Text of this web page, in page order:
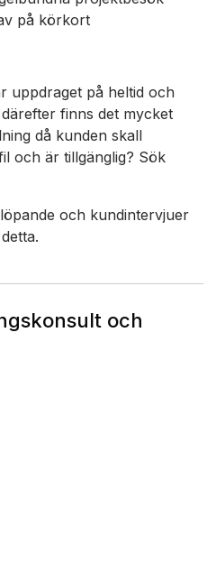
på körkort
uppdraget på heltid och
finns det mycket
då kunden skall
och är tillgänglig? Sök
och kundintervjuer
och